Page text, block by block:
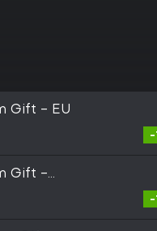
Gift - EU
-
Gift -
-